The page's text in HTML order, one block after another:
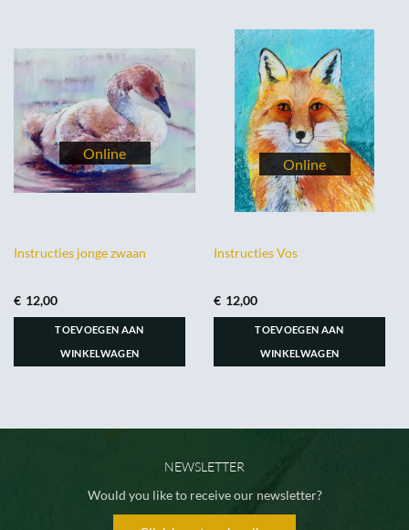
Instructies jonge zwaan
€ 12,00
TOEVOEGEN AAN
WINKELWAGEN
Instructies Vos
€ 12,00
TOEVOEGEN AAN
WINKELWAGEN
NEWSLETTER
Would you like to receive our newsletter?